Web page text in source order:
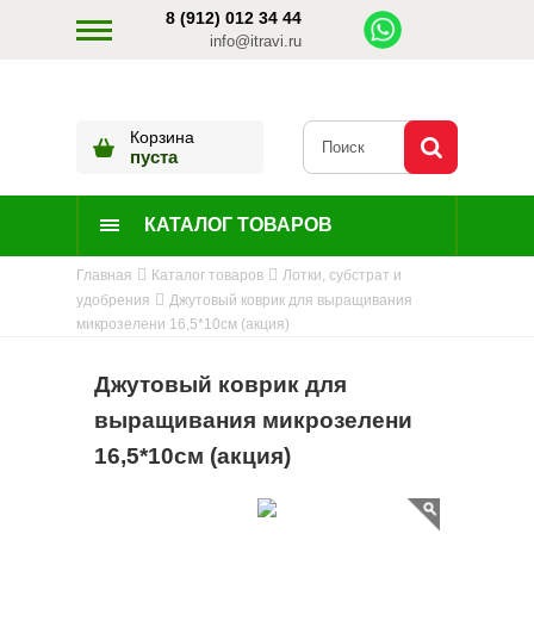
8 (912) 012 34 44
info@itravi.ru
Корзина
пуста
КАТАЛОГ ТОВАРОВ
Главная Каталог товаров
Лотки, субстрат и
удобрения
Джутовый коврик для выращивания
микрозелени 16,5*10см (акция)
Джутовый коврик для
выращивания микрозелени
16,5*10см (акция)